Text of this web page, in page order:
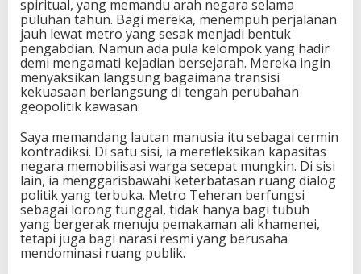
spiritual, yang memandu arah negara selama
puluhan tahun. Bagi mereka, menempuh perjalanan
jauh lewat metro yang sesak menjadi bentuk
pengabdian. Namun ada pula kelompok yang hadir
demi mengamati kejadian bersejarah. Mereka ingin
menyaksikan langsung bagaimana transisi
kekuasaan berlangsung di tengah perubahan
geopolitik kawasan.
Saya memandang lautan manusia itu sebagai cermin
kontradiksi. Di satu sisi, ia merefleksikan kapasitas
negara memobilisasi warga secepat mungkin. Di sisi
lain, ia menggarisbawahi keterbatasan ruang dialog
politik yang terbuka. Metro Teheran berfungsi
sebagai lorong tunggal, tidak hanya bagi tubuh
yang bergerak menuju pemakaman ali khamenei,
tetapi juga bagi narasi resmi yang berusaha
mendominasi ruang publik.